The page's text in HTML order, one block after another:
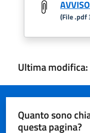
(File .pdf
Ultima modifica:
Quanto sono
questa pagina?